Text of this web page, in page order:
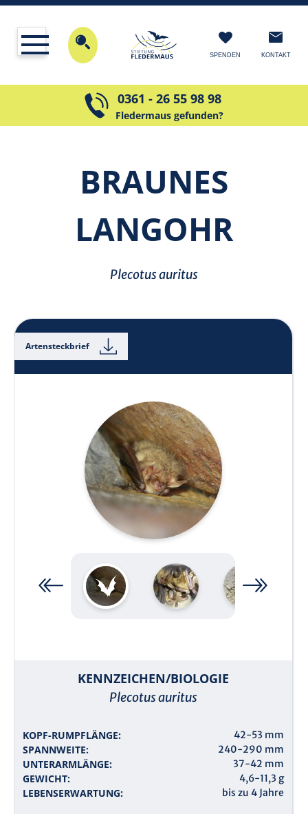
SPENDEN KONTAKT
0361 - 26 55 98 98
Fledermaus gefunden?
BRAUNES
LANGOHR
Plecotus auritus
Artensteckbrief
KENNZEICHEN/BIOLOGIE
Plecotus auritus
KOPF-RUMPFLÄNGE: 42-53 mm
SPANNWEITE: 240-290 mm
UNTERARMLÄNGE: 37-42 mm
GEWICHT: 4,6-11,3 g
LEBENSERWARTUNG: bis zu 4 Jahre